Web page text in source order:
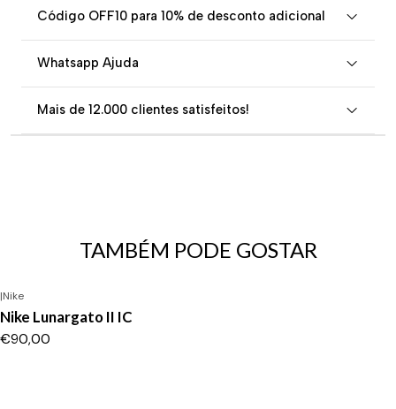
Código OFF10 para 10% de desconto adicional
Whatsapp Ajuda
Mais de 12.000 clientes satisfeitos!
TAMBÉM PODE GOSTAR
|Nike
Nike Lunargato II IC
€90,00